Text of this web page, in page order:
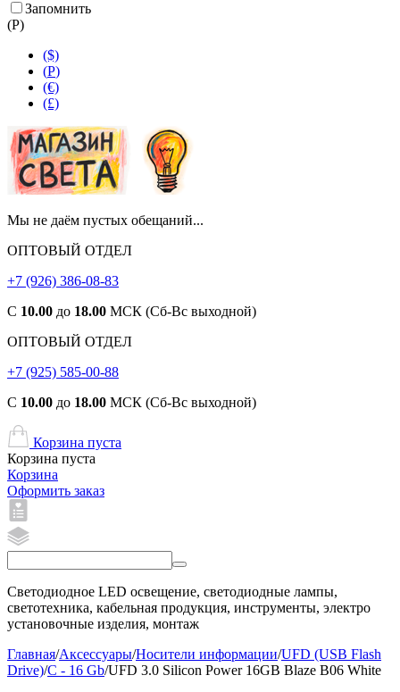
Запомнить
(Р)
($)
(Р)
(€)
(£)
Мы не даём пустых обещаний...
ОПТОВЫЙ ОТДЕЛ
+7 (926) 386-08-83
С 10.00 до 18.00 МСК (Сб-Вс выходной)
ОПТОВЫЙ ОТДЕЛ
+7 (925) 585-00-88
С 10.00 до 18.00 МСК (Сб-Вс выходной)
Корзина пуста
Корзина пуста
Корзина
Оформить заказ
Светодиодное LED освещение, светодиодные лампы,
светотехника, кабельная продукция, инструменты, электро
установочные изделия, монтаж
Главная/Аксессуары/Носители информации/UFD (USB Flash
Drive)/C - 16 Gb/UFD 3.0 Silicon Power 16GB Blaze B06 White